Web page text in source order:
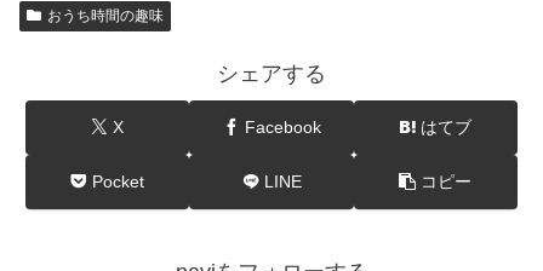
おうち時間の趣味
シェアする
X Facebook はてブ
Pocket LINE コピー